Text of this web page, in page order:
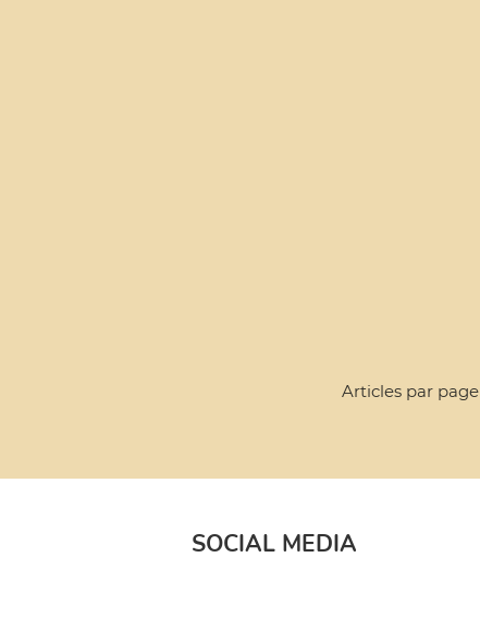
Articles par page
SOCIAL MEDIA